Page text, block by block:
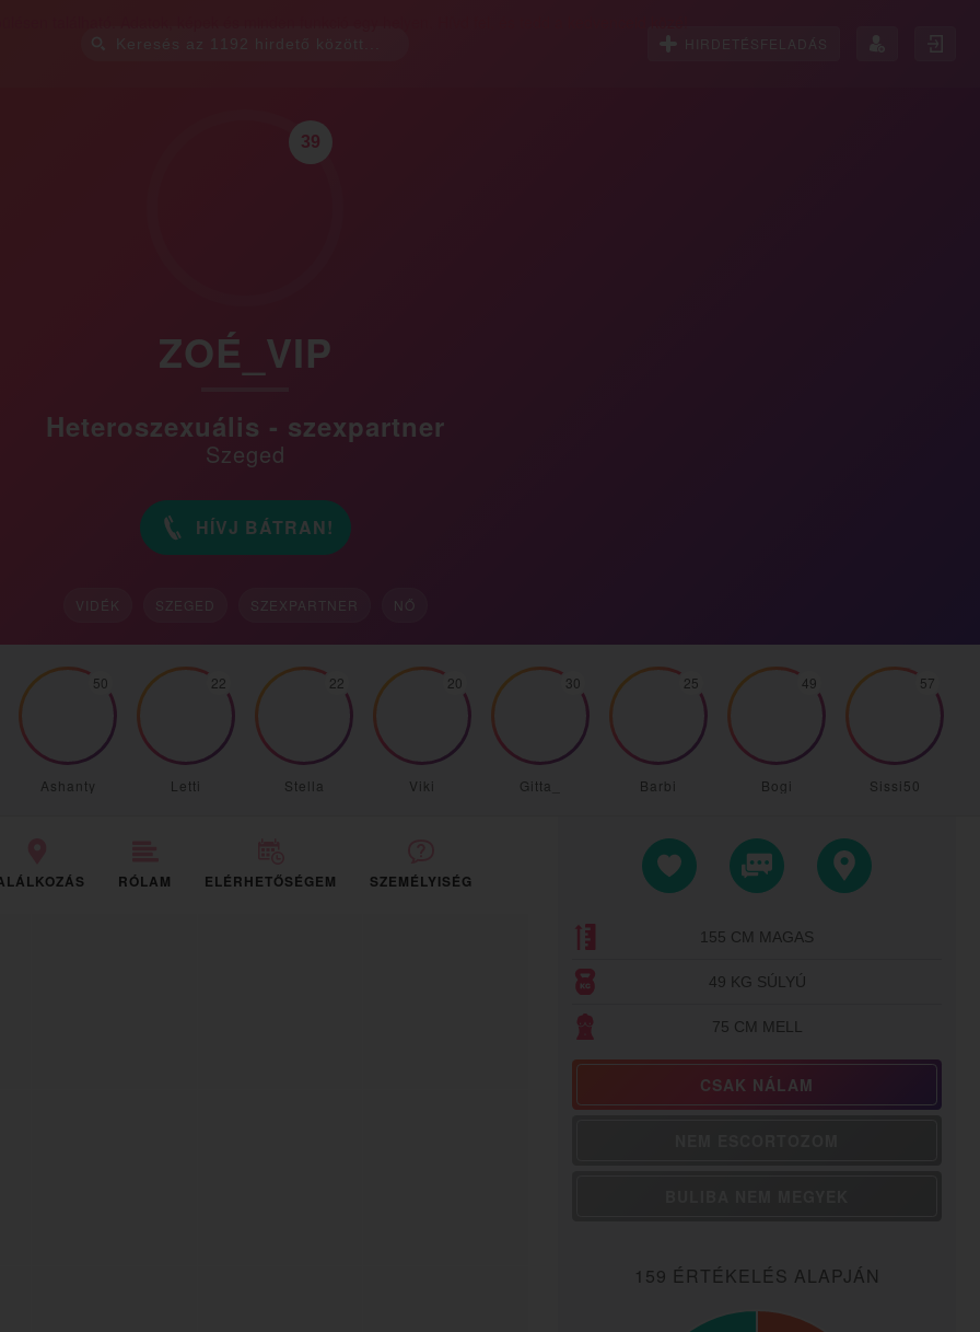
HIRDETÉSFELADÁS
39
ZOÉ_VIP
Heteroszexuális - szexpartner
Szeged
HÍVJ BÁTRAN!
VIDÉK SZEGED SZEXPARTNER NŐ
Ashanty
50
Letti
22
Stella
22
Viki
20
Gitta_
30
Barbi
25
Bogi
49
Sissi50
57
RÓLAM ELÉRHETŐSÉGEM SZEMÉLYISÉG
155 CM MAGAS
49 KG SÚLYÚ
75 CM MELL
CSAK NÁLAM
159 ÉRTÉKELÉS ALAPJÁN